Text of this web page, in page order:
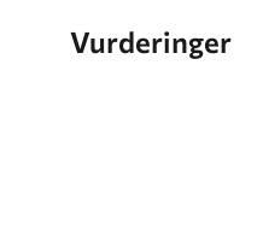
Vurderinger